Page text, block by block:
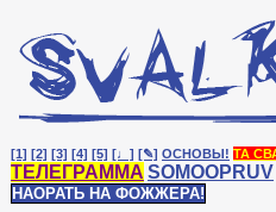
[1] [2] [3] [4] [5] [♩] [✎] ОСНОВЫ! ТА
ТЕЛЕГРАММА SOMOOPRUV
НАОРАТЬ НА ФОЖЖЕРА!